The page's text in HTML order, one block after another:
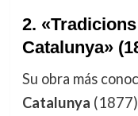
2.
Catalunya»
Su obra más
Catalunya